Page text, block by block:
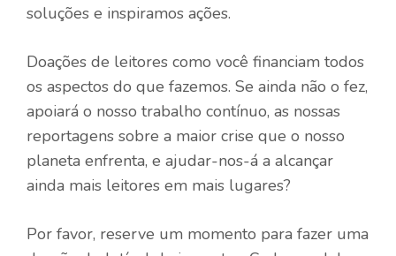
soluções e inspiramos ações.
Doações de leitores como você financiam todos
os aspectos do que fazemos. Se ainda não o fez,
apoiará o nosso trabalho contínuo, as nossas
reportagens sobre a maior crise que o nosso
planeta enfrenta, e ajudar-nos-á a alcançar
ainda mais leitores em mais lugares?
Por favor, reserve um momento para fazer uma